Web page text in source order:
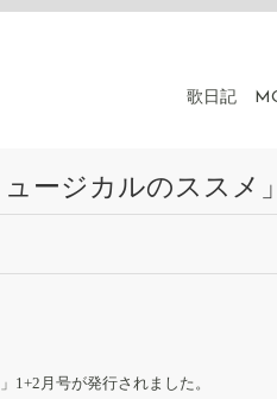
歌日記
ージカルのススメ
1+2月号が発行されました。